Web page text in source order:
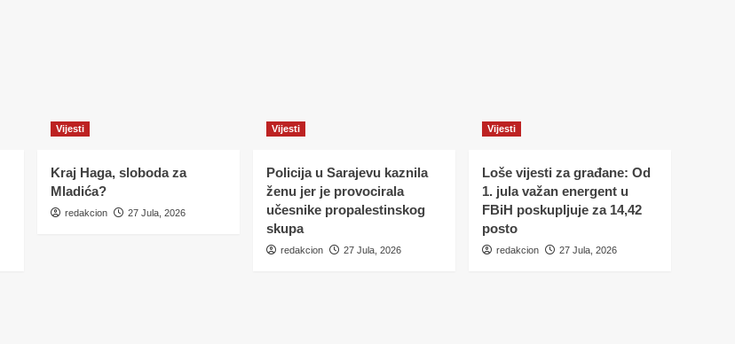
Vijesti
Kraj Haga, sloboda za
Mladića?
redakcion 27 Jula, 2026
Vijesti
Policija u Sarajevu kaznila
ženu jer je provocirala
učesnike propalestinskog
skupa
redakcion 27 Jula, 2026
Vijesti
Loše vijesti za građane: Od
1. jula važan energent u
FBiH poskupljuje za 14,42
posto
redakcion 27 Jula, 2026